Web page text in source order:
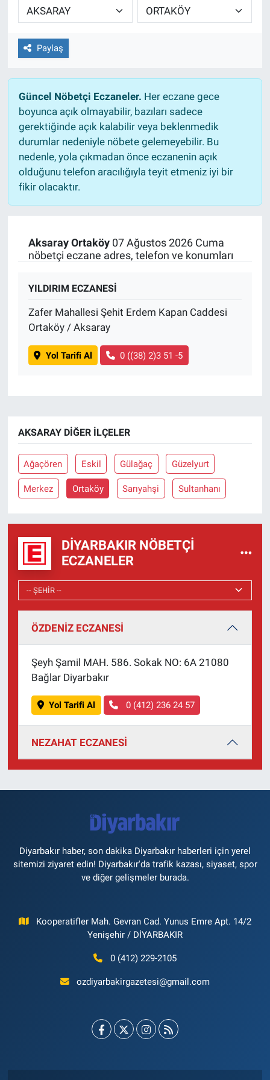
Paylaş
Güncel Nöbetçi Eczaneler. Her eczane gece
boyunca açık olmayabilir, bazıları sadece
gerektiğinde açık kalabilir veya beklenmedik
durumlar nedeniyle nöbete gelemeyebilir. Bu
nedenle, yola çıkmadan önce eczanenin açık
olduğunu telefon aracılığıyla teyit etmeniz iyi bir
fikir olacaktır.
Aksaray Ortaköy07 Ağustos 2026 Cuma
nöbetçi eczane adres, telefon ve konumları
YILDIRIM ECZANESİ
Zafer Mahallesi Şehit Erdem Kapan Caddesi
Ortaköy / Aksaray
Yol Tarifi Al 0 ((38) 2)3 51 -5
AKSARAY DIĞER İLÇELER
Ağaçören Eskil Gülağaç Güzelyurt
Merkez Ortaköy Sarıyahşi Sultanhanı
DIYARBAKIR NÖBETÇI
ECZANELER
ÖZDENİZ ECZANESİ
Şeyh Şamil MAH. 586. Sokak NO: 6A 21080
Bağlar Diyarbakır
Yol Tarifi Al 0 (412) 236 24 57
NEZAHAT ECZANESİ
Diyarbakır haber, son dakika Diyarbakır haberleri için yerel
sitemizi ziyaret edin! Diyarbakır'da trafik kazası, siyaset, spor
ve diğer gelişmeler burada.
Kooperatifler Mah. Gevran Cad. Yunus Emre Apt. 14/2
Yenişehir / DİYARBAKIR
0 (412) 229-2105
ozdiyarbakirgazetesi@gmail.com
EĞİTİM
ÖZEL HABER
SAĞLIK
SPOR
TEKNOLOJİ